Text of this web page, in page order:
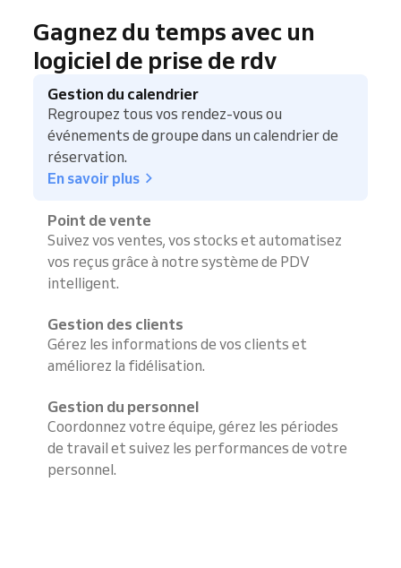
Gagnez du temps avec un
logiciel de prise de rdv
Gestion du calendrier
Regroupez tous vos rendez-vous ou
événements de groupe dans un calendrier de
réservation.
En savoir plus
Point de vente
Suivez vos ventes, vos stocks et automatisez
vos reçus grâce à notre système de PDV
intelligent.
Gestion des clients
Gérez les informations de vos clients et
améliorez la fidélisation.
Gestion du personnel
Coordonnez votre équipe, gérez les périodes
de travail et suivez les performances de votre
personnel.